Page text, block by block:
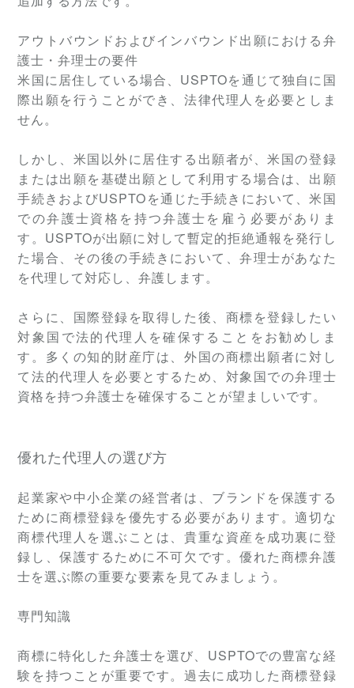
アウトバウンドおよびインバウンド出願における弁
護士・弁理士の要件
米国に居住している場合、USPTOを通じて独自に国
際出願を行うことができ、法律代理人を必要としま
せん。
しかし、米国以外に居住する出願者が、米国の登録
または出願を基礎出願として利用する場合は、出願
手続きおよびUSPTOを通じた手続きにおいて、米国
での弁護士資格を持つ弁護士を雇う必要がありま
す。USPTOが出願に対して暫定的拒絶通報を発行し
た場合、その後の手続きにおいて、弁理士があなた
を代理して対応し、弁護します。
さらに、国際登録を取得した後、商標を登録したい
対象国で法的代理人を確保することをお勧めしま
す。多くの知的財産庁は、外国の商標出願者に対し
て法的代理人を必要とするため、対象国での弁理士
資格を持つ弁護士を確保することが望ましいです。
優れた代理人の選び方
起業家や中小企業の経営者は、ブランドを保護する
ために商標登録を優先する必要があります。適切な
商標代理人を選ぶことは、貴重な資産を成功裏に登
録し、保護するために不可欠です。優れた商標弁護
士を選ぶ際の重要な要素を見てみましょう。
専門知識
商標に特化した弁護士を選び、USPTOでの豊富な経
験を持つことが重要です。過去に成功した商標登録